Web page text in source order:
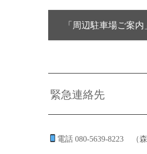
「周辺駐車場ご案
緊急連絡先
電話 080-5639-8223 （森